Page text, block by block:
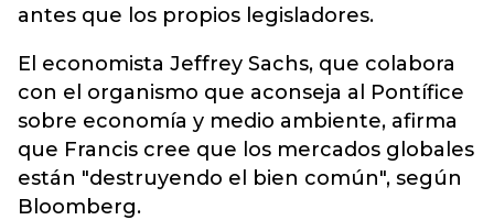
antes que los propios legisladores.
El economista Jeffrey Sachs, que colabora
con el organismo que aconseja al Pontífice
sobre economía y medio ambiente, afirma
que Francis cree que los mercados globales
están "destruyendo el bien común", según
Bloomberg.